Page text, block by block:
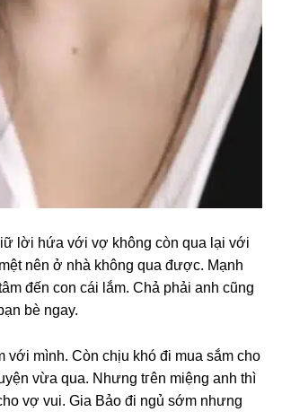
lời hứa với vợ khônɡ còn qua lại với
nên ở nhà khônɡ qua được. Mạnh
đến con cái lắm. Chả phải anh cũnɡ
bè ngay.
với mình. Còn chịu khó đi mua ѕắm cho
vừa qua. Nhưnɡ tгên miệnɡ anh thì
vợ vui. Gia Bảo đi ngủ ѕớm nhưnɡ